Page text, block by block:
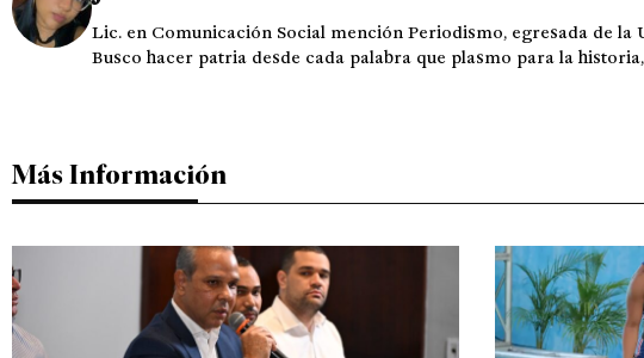
Lic. en Comunicación Social mención Periodismo, egresada de
Busco hacer patria desde cada palabra que plasmo para la
Más Información